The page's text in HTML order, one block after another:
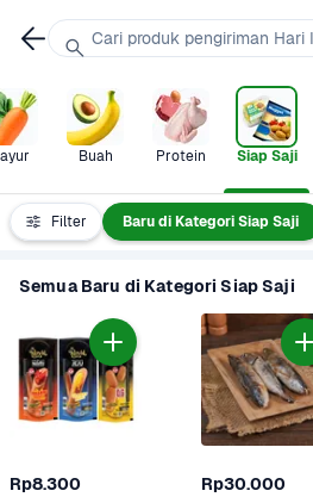
Buah Protein Siap Saji
Filter
Semua Baru di Kategori Siap Saji
Semua Baru di Kategori Siap Saji
Rp8.300 Rp30.000
Cari produk pengiriman Hari